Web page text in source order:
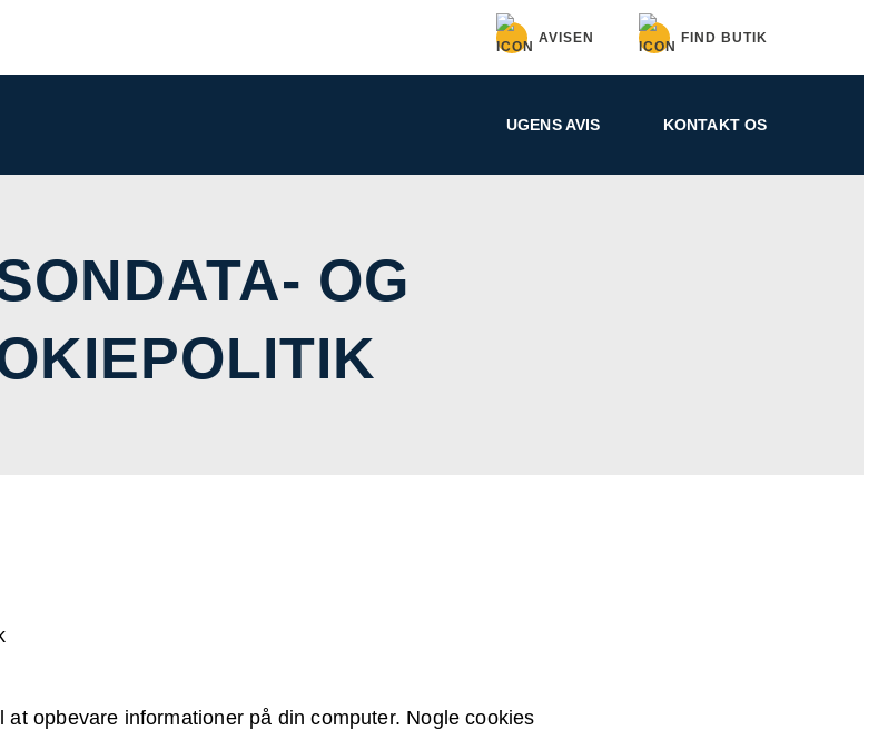
AVISEN FIND BUTIK
UGENS AVIS KONTAKT OS
OG
at opbevare informationer på din computer. Nogle cookies